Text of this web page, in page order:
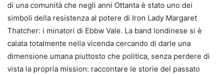
di una comunità che negli anni Ottanta è stato uno dei
simboli della resistenza al potere di Iron Lady Margaret
Thatcher: i minatori di Ebbw Vale. La band londinese si è
calata totalmente nella vicenda cercando di darle una
dimensione umana piuttosto che politica, senza perdere di
vista la propria mission: raccontare le storie del passato